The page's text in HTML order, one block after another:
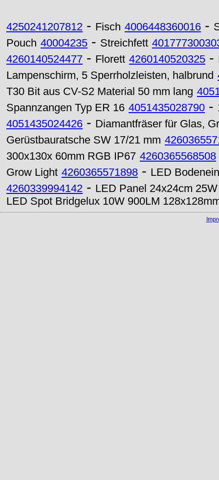
4250241207812 - Fisch 4006448360016 -
Pouch 40004235 - Streichfett
4260140524477 - Florett 4260140520325 -
Lampenschirm, 5 Sperrholzleisten, halbrund
T30 Bit aus CV-S2 Material 50 mm lang
Spannzangen Typ ER 16 4051435028790 -
4051435024426 - Diamantfräser für Glas,
Gerüstbauratsche SW 17/21 mm
300x130x 60mm RGB IP67 4260365568508
Grow Light 4260365571898 - LED
4260339994142 - LED Panel 24x24cm
LED Spot Bridgelux 10W 900LM